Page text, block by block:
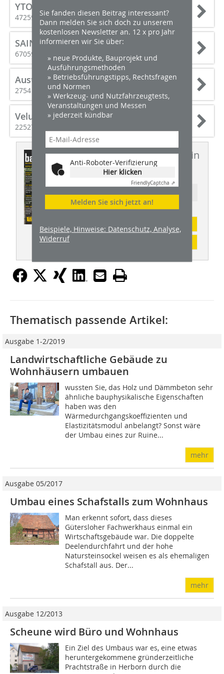
YTONG Porenbeton
47259 Duisburg
SAINT-GOBAIN ISOVER G+H AG
67059 Ludwigshafen
Austrotherm GmbH
2754 Waldegg/Wopfing
Velux Deutschland GmbH
22527 Hamburg
Dieser Artikel erschien in
BHW 1-2/2019
Ressort: BAUSTELLE DES MONATS
Abonnement
Sie fanden diesen Beitrag interessant?
Dann melden Sie sich doch zu unserem
kostenlosen Newsletter an. 12 x pro Jahr
informieren wir Sie über:
» neue Produkte, Bauprojekt und
Ausführungsmethoden
» Betriebsführungstipps, Rechtsfragen
und Normen
» Werkzeug- und Nutzfahrzeugtests,
Veranstaltungen und Messen
» jederzeit kündbar
Anti-Roboter-Verifizierung
Hier klicken
FriendlyCaptcha ⇗
Melden Sie sich jetzt an!
Beispiele, Hinweise: Datenschutz, Analyse,
Widerruf
Thematisch passende Artikel:
Ausgabe 1-2/2019
Landwirtschaftliche Gebäude zu
Wohnhäusern umbauen
wussten Sie, das Holz und Dämmbeton sehr
ähnliche bauphysikalische Eigenschaften
haben was den
Wärmedurchgangskoeffizienten und
Elastizitätsmodul anbelangt? Sonst wäre
der Umbau eines zur Ruine...
mehr
Ausgabe 05/2017
Umbau eines Schafstalls zum Wohnhaus
Man erkennt sofort, dass dieses
Gütersloher Fachwerkhaus einmal ein
Wirtschaftsgebäude war. Die doppelte
Deelendurchfahrt und der hohe
Natursteinsockel weisen es als ehemaligen
Schafstall aus. Der...
mehr
Ausgabe 12/2013
Scheune wird Büro und Wohnhaus
Ein Ziel des Umbaus war es, eine etwas
heruntergekommene gründerzeitliche
Prachtstraße in Herborn durch die